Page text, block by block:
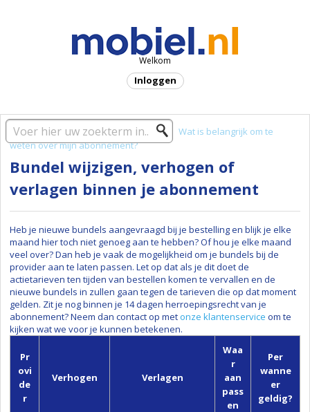
Welkom
Inloggen
Startpagina oplossing Providers
Wat is belangrijk om te
weten over mijn abonnement?
Bundel wijzigen, verhogen of
verlagen binnen je abonnement
Heb je nieuwe bundels aangevraagd bij je bestelling en blijk je elke
maand hier toch niet genoeg aan te hebben? Of hou je elke maand
veel over? Dan heb je vaak de mogelijkheid om je bundels bij de
provider aan te laten passen. Let op dat als je dit doet de
actietarieven ten tijden van bestellen komen te vervallen en de
nieuwe bundels in zullen gaan tegen de tarieven die op dat moment
gelden. Zit je nog binnen je 14 dagen herroepingsrecht van je
abonnement? Neem dan contact op met onze klantenservice om te
kijken wat we voor je kunnen betekenen.
Pr
ovi
de
r
Verhogen Verlagen
Waa
r
aan
pass
en
Per
wanne
er
geldig?